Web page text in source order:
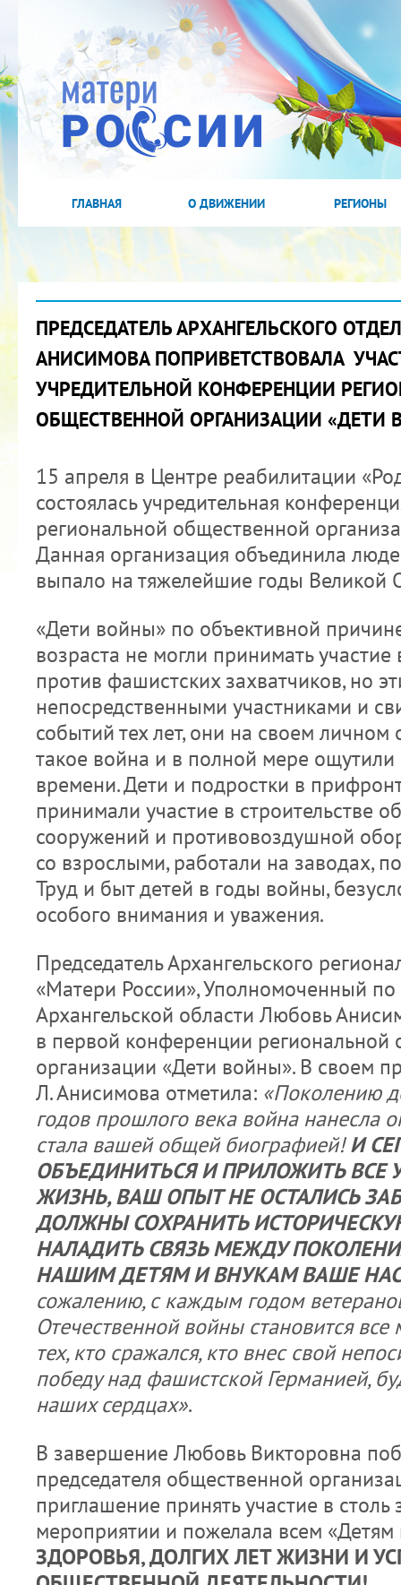
ГЛАВНАЯ О ДВИЖЕНИИ РЕГИОНЫ
ПРЕДСЕДАТЕЛЬ АРХАНГЕЛЬСКОГО
АНИСИМОВА ПОПРИВЕТСТВОВАЛА
УЧРЕДИТЕЛЬНОЙ КОНФЕРЕНЦИИ
ОБЩЕСТВЕННОЙ ОРГАНИЗАЦИИ «ДЕТИ
15 апреля в Центре реабилитации
состоялась учредительная
региональной общественной
Данная организация объединила
выпало на тяжелейшие годы Великой
«Дети войны» по объективной
возраста не могли принимать
против фашистских захватчиков, но
непосредственными участниками и
событий тех лет, они на своем личном
такое война и в полной мере ощутили
времени. Дети и подростки в
принимали участие в строительстве
сооружений и противовоздушной
со взрослыми, работали на заводах,
Труд и быт детей в годы войны,
особого внимания и уважения.
Председатель Архангельского
«Матери России», Уполномоченный
Архангельской области Любовь
в первой конференции региональной
организации «Дети войны». В своем
Л. Анисимова отметила: «Поколению
годов прошлого века война нанесла
стала вашей общей биографией!И
ОБЪЕДИНИТЬСЯ И ПРИЛОЖИТЬ ВСЕ
ЖИЗНЬ, ВАШ ОПЫТ НЕ ОСТАЛИСЬ
ДОЛЖНЫ СОХРАНИТЬ
НАЛАДИТЬ СВЯЗЬ МЕЖДУ
НАШИМ ДЕТЯМ И ВНУКАМ ВАШЕ
сожалению, с каждым годом
Отечественной войны становится
тех, кто сражался, кто внес свой
победу над фашистской Германией,
наших сердцах».
В завершение Любовь Викторовна
председателя общественной
приглашение принять участие в
мероприятии и пожелала всем
ЗДОРОВЬЯ, ДОЛГИХ ЛЕТ ЖИЗНИ И
2022 ГОД ПРОВОЗГЛАШЕН ГОДОМ
МАТЕРИ В ЯКУТИИ
19.12.2021